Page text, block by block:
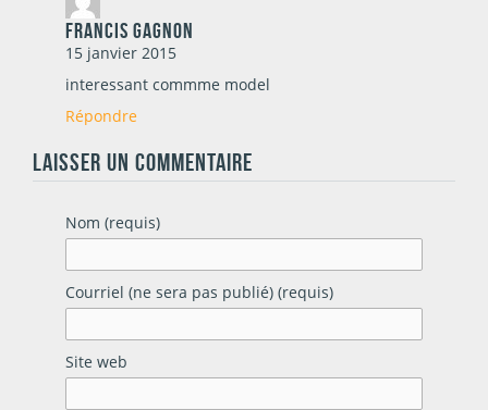
francis gagnon
15 janvier 2015
interessant commme model
Répondre
LAISSER UN COMMENTAIRE
Nom (requis)
Courriel (ne sera pas publié) (requis)
Site web